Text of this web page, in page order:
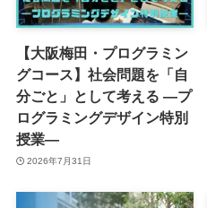
【大阪梅田・プログラミン
グコース】社会問題を「自
分ごと」として考える ―プ
ログラミングデザイン特別
授業―
2026年7月31日